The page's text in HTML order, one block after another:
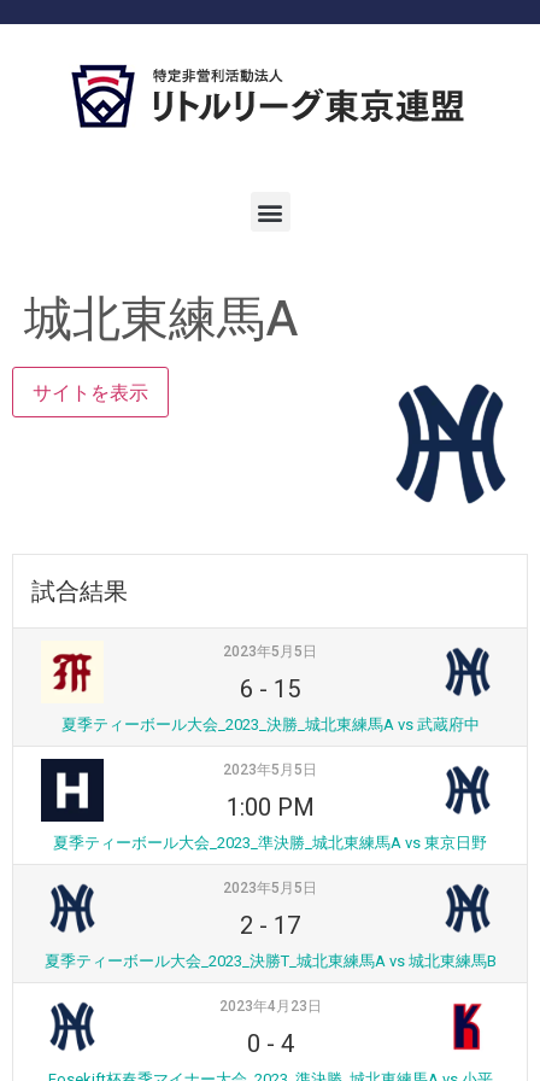
城北東練馬A
試合結果
2023年5月5日
6 - 15
夏季ティーボール大会_2023_決勝_城北東練馬A vs 武蔵府中
2023年5月5日
1:00 PM
夏季ティーボール大会_2023_準決勝_城北東練馬A vs 東京日野
2023年5月5日
2 - 17
夏季ティーボール大会_2023_決勝T_城北東練馬A vs 城北東練馬B
2023年4月23日
0 - 4